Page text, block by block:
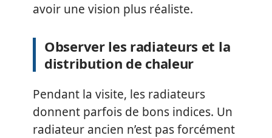
avoir une vision plus réaliste.
Observer les radiateurs et la
distribution de chaleur
Pendant la visite, les radiateurs
donnent parfois de bons indices. Un
radiateur ancien n’est pas forcément